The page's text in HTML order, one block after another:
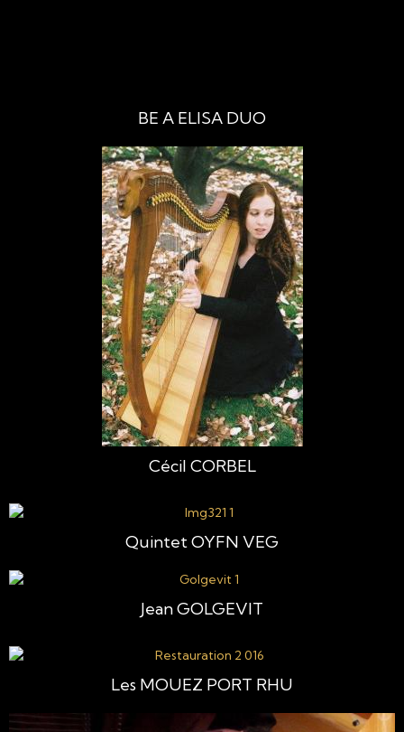
BE A ELISA DUO
Cécil CORBEL
Quintet OYFN VEG
Jean GOLGEVIT
Les MOUEZ PORT RHU